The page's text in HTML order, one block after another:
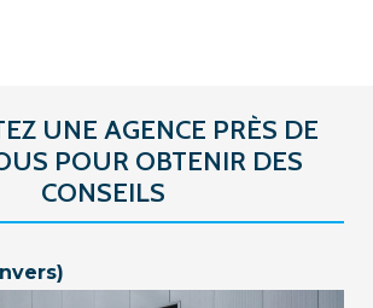
UNE AGENCE PRÈS DE
POUR OBTENIR DES
CONSEILS